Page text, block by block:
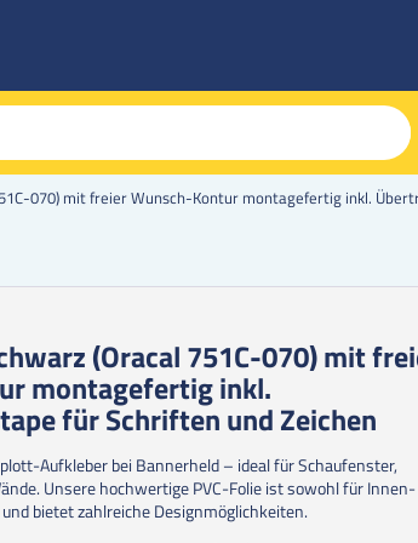
070) mit freier Wunsch-Kontur montagefertig inkl.
(Oracal 751C-070) mit
montagefertig inkl.
für Schriften und Zeichen
Aufkleber bei Bannerheld – ideal für Schaufenster,
Unsere hochwertige PVC-Folie ist sowohl für
bietet zahlreiche Designmöglichkeiten.